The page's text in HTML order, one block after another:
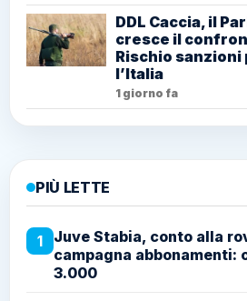
DDL Caccia, il
cresce il
Rischio
l’Italia
1 giorno fa
PIÙ LETTE
1
Juve Stabia, conto alla
campagna abbonamenti:
3.000